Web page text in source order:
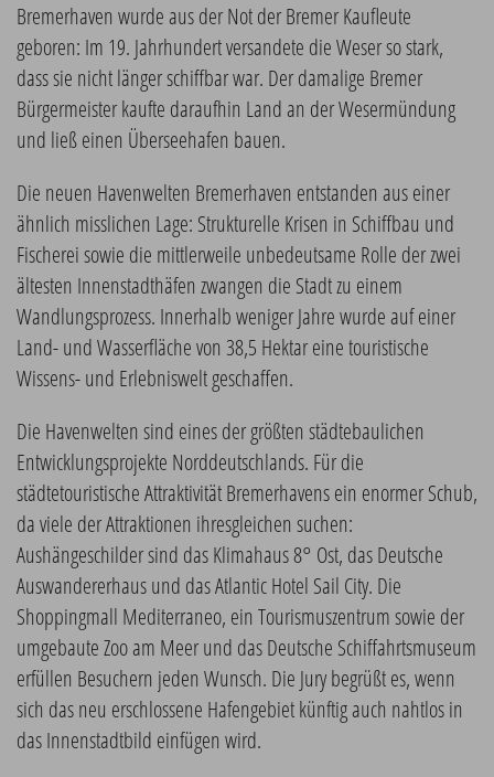
Bremerhaven wurde aus der Not der Bremer Kaufleute
geboren: Im 19. Jahrhundert versandete die Weser so stark,
dass sie nicht länger schiffbar war. Der damalige Bremer
Bürgermeister kaufte daraufhin Land an der Wesermündung
und ließ einen Überseehafen bauen.
Die neuen Havenwelten Bremerhaven entstanden aus einer
ähnlich misslichen Lage: Strukturelle Krisen in Schiffbau und
Fischerei sowie die mittlerweile unbedeutsame Rolle der zwei
ältesten Innenstadthäfen zwangen die Stadt zu einem
Wandlungsprozess. Innerhalb weniger Jahre wurde auf einer
Land- und Wasserfläche von 38,5 Hektar eine touristische
Wissens- und Erlebniswelt geschaffen.
Die Havenwelten sind eines der größten städtebaulichen
Entwicklungsprojekte Norddeutschlands. Für die
städtetouristische Attraktivität Bremerhavens ein enormer Schub,
da viele der Attraktionen ihresgleichen suchen:
Aushängeschilder sind das Klimahaus 8° Ost, das Deutsche
Auswandererhaus und das Atlantic Hotel Sail City. Die
Shoppingmall Mediterraneo, ein Tourismuszentrum sowie der
umgebaute Zoo am Meer und das Deutsche Schiffahrtsmuseum
erfüllen Besuchern jeden Wunsch. Die Jury begrüßt es, wenn
sich das neu erschlossene Hafengebiet künftig auch nahtlos in
das Innenstadtbild einfügen wird.